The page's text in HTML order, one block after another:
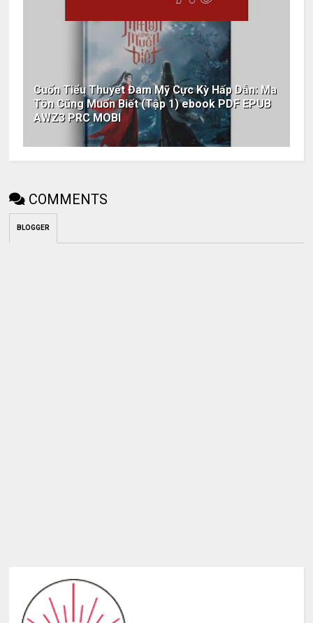
Cuốn Tiểu Thuyết Đam Mỹ Cực Kỳ Hấp Dẫn: Ma
Tôn Cũng Muốn Biết (Tập 1) ebook PDF EPUB
AWZ3 PRC MOBI
COMMENTS
BLOGGER